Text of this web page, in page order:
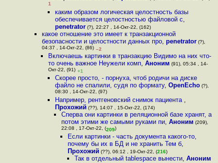
1
каким образом логическая целостность базы
обеспечивается целостностью файловой с,
penetrator(?), 22:27 , 14-Окт-22, (162)
какое отношение это имеет к транзакционной
безопасности и целостности данных про, penetrator(?),
04:37 , 14-Окт-22, (86) –2
Включаешь картинки в транзакцию Видимо на них что-
то очень важное Неужели комп,Аноним (91), 05:34 , 14-
Окт-22, (91) +1
Скорее просто, - порнуха, чтоб родичи на диске
файло не спалили, судя по формату, OpenEcho(?),
08:30 , 14-Окт-22, (97)
Например, рентгеновский снимок пациента ,
Прохожий (??), 14:07 , 15-Окт-22, (174)
Сперва они картинки в реляционной базе хранят, а
потом этими же самыми руками пи, Аноним (209),
22:08 , 17-Окт-22, (209)
Если картинки - часть документа какого-то,
почему бы их в БД и не хранить Тем б,
Прохожий (??), 06:12 , 19-Окт-22, (216)
Так в отдельный tablespace вынести, Аноним